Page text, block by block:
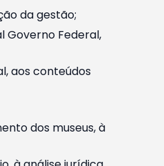
da gestão;
Governo Federal,
aos conteúdos
dos museus, à